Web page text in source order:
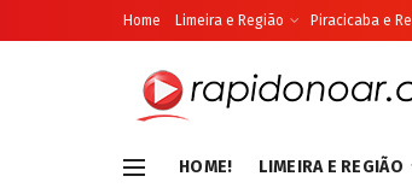
Home Limeira e Região Piracicaba e
HOME! LIMEIRA E REGIÃO